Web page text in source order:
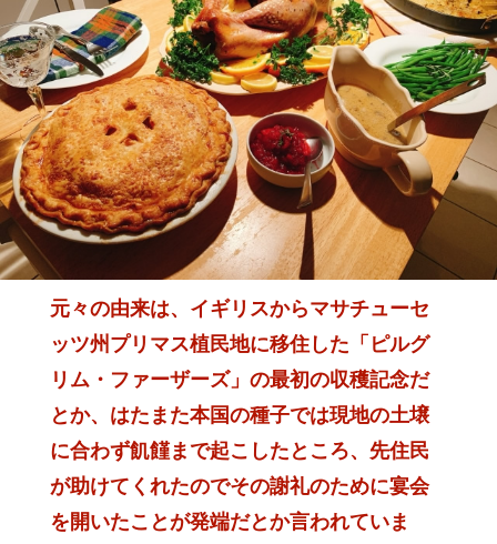
元々の由来は、イギリスからマサチューセ
ッツ州プリマス植民地に移住した 「ピルグ
リム・ファーザーズ」の最初の収穫記念だ
とか、 はたまた本国の種子では現地の土壌
に合わず飢饉まで起こしたところ、 先住民
が助けてくれたのでその謝礼のために宴会
を開いたことが発端だとか言われていま